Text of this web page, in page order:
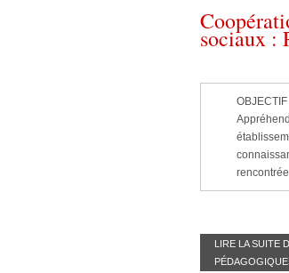
sociaux :
OBJECTIF
LIRE LA SUITE